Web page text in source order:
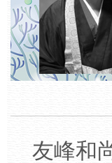
友峰和